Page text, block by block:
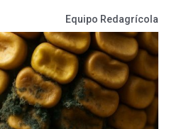
Equipo Redagrícola